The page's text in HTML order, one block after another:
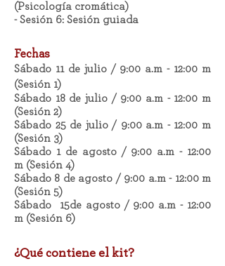
(Psicología cromática)
- Sesión 6: Sesión guiada
Fechas
Sábado 11 de julio / 9:00 a.m - 12:00 m
(Sesión 1)
Sábado 18 de julio / 9:00 a.m - 12:00 m
(Sesión 2)
Sábado 25 de julio / 9:00 a.m - 12:00 m
(Sesión 3)
Sábado 1 de agosto / 9:00 a.m - 12:00
m (Sesión 4)
Sábado 8 de agosto / 9:00 a.m - 12:00 m
(Sesión 5)
Sábado 15de agosto / 9:00 a.m - 12:00
m (Sesión 6)
¿Qué contiene el kit?